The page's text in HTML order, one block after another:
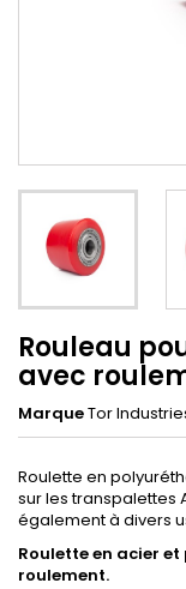
Rouleau
avec
MarqueTor
Roulette en
sur les transpalettes
également à divers
Roulette en acier
roulement.